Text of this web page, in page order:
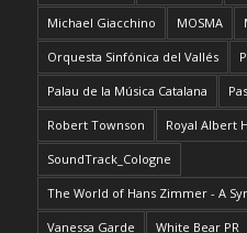
Michael Giacchino MOSMA
Orquesta Sinfónica del Vallés
Palau de la Música Catalana
Robert Townson Royal Albert
SoundTrack_Cologne
The World of Hans Zimmer - A
Vanessa Garde White Bear PR